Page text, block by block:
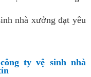
nhà xưởng đạt yêu
ty vệ sinh nhà